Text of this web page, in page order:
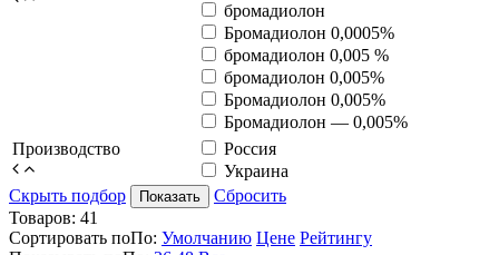
бромадиолон
Бромадиолон 0,0005%
бромадиолон 0,005 %
бромадиолон 0,005%
Бромадиолон 0,005%
Бромадиолон — 0,005%
Производство
Россия
Украина
Скрыть подбор
Показать
Сбросить
Товаров: 41
Сортировать поПо: Умолчанию Цене Рейтингу